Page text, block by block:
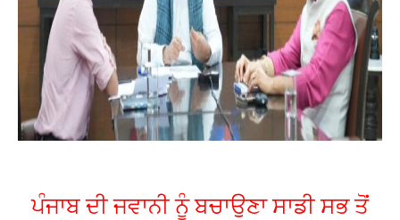
ਪੰਜਾਬ ਦੀ ਜਵਾਨੀ ਨੂੰ ਬਚਾਉਣਾ ਸਾਡੀ ਸਭ ਤੋਂ